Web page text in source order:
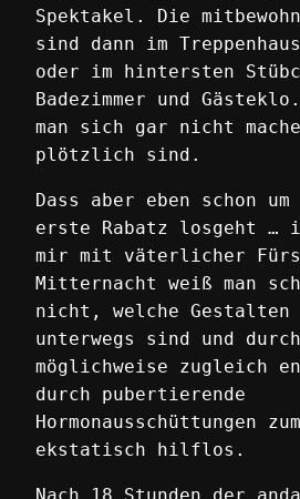
Spektakel. Die
sind dann im
oder im hintersten
Badezimmer und
man sich gar nicht
plötzlich sind.
Dass aber eben schon
erste Rabatz losgeht …
mir mit väterlicher
Mitternacht weiß man
nicht, welche Gestalten
unterwegs sind und
möglichweise zugleich
durch pubertierende
Hormonausschüttungen
ekstatisch hilflos.
Nach 18 Stunden der